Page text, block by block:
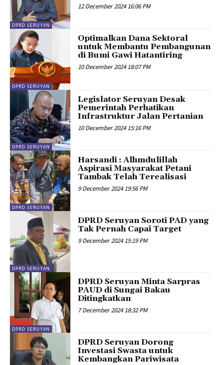
DPRD SERUYAN
12 December 2024 16:06 PM
DPRD SERUYAN
Optimalkan Dana Sektoral
untuk Membantu Pembangunan
di Bumi Gawi Hatantiring
10 December 2024 18:07 PM
DPRD SERUYAN
Legislator Seruyan Desak
Pemerintah Perhatikan
Infrastruktur Jalan Pertanian
10 December 2024 15:16 PM
DPRD SERUYAN
Harsandi : Alhmdulillah
Aspirasi Masyarakat Petani
Tambak Telah Terealisasi
9 December 2024 19:56 PM
DPRD SERUYAN
DPRD Seruyan Soroti PAD yang
Tak Pernah Capai Target
9 December 2024 15:19 PM
DPRD SERUYAN
DPRD Seruyan Minta Sarpras
PAUD di Sungai Bakau
Ditingkatkan
7 December 2024 18:32 PM
DPRD Seruyan Dorong
Investasi Swasta untuk
Kembangkan Pariwisata